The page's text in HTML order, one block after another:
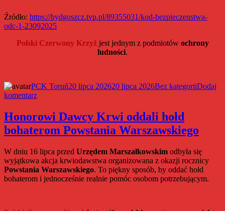
Źródło: https://bydgoszcz.tvp.pl/89355031/kod-bezpieczenstwa-
odc-1-23092025
Polski Czerwony Krzyżjest jednym z podmiotów ochrony
ludności.
Autor
PCK ToruńData
20 lipca 202620 lipca 2026Kategorie
Bez kategoriiDodaj
komentarzdo
systemu
alarmowania
i
ludności
z
wykorzystaniem
syren
alarmowych
Honorowi Dawcy Krwi oddali hołd
bohaterom Powstania Warszawskiego
W dniu 16 lipca przed Urzędem Marszałkowskim odbyła się
wyjątkowa akcja krwiodawstwa organizowana z okazji rocznicy
Powstania Warszawskiego. To piękny sposób, by oddać hołd
bohaterom i jednocześnie realnie pomóc osobom potrzebującym.